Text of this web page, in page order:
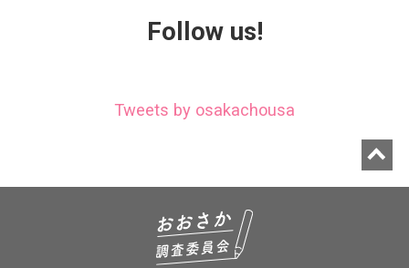
Follow us!
Tweets by osakachousa